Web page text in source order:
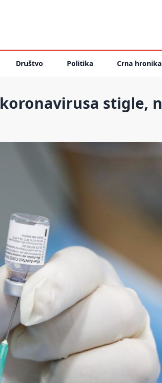
Društvo Politika Crna hronika
stigle,